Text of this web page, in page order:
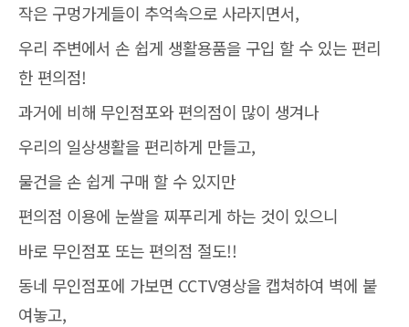
작은 구멍가게들이 추억속으로 사라지면서,
우리 주변에서 손 쉽게 생활용품을 구입 할 수 있는 편리
한 편의점!
과거에 비해 무인점포와 편의점이 많이 생겨나
우리의 일상생활을 편리하게 만들고,
물건을 손 쉽게 구매 할 수 있지만
편의점 이용에 눈쌀을 찌푸리게 하는 것이 있으니
바로 무인점포 또는 편의점 절도!!
동네 무인점포에 가보면 CCTV영상을 캡쳐하여 벽에 붙
여놓고,